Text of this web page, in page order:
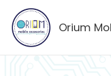
contenido
Orium